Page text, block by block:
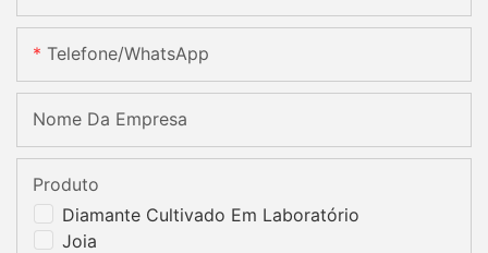
Telefone/WhatsApp
Nome Da Empresa
Diamante Cultivado Em Laboratório
Joia
Produto